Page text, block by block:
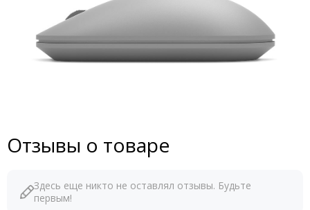
Отзывы о товаре
Здесь еще никто не оставлял отзывы. Будьте
первым!